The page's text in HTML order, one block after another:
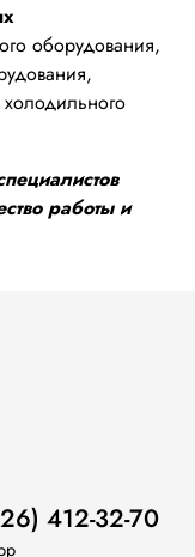
оборудования,
холодильного
работы и
412-32-70